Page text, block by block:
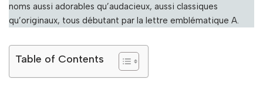
noms aussi adorables qu’audacieux, aussi classiques
qu’originaux, tous débutant par la lettre emblématique A.
Table of Contents